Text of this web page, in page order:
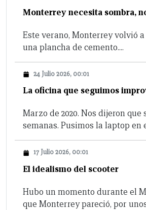
Monterrey necesita sombra,
Este verano, Monterrey volvió
una plancha de cemento....
24 Julio 2026, 00:01
La oficina que seguimos
Marzo de 2020. Nos dijeron que
semanas. Pusimos la laptop en
17 Julio 2026, 00:01
El idealismo del scooter
Hubo un momento durante el
que Monterrey pareció, por